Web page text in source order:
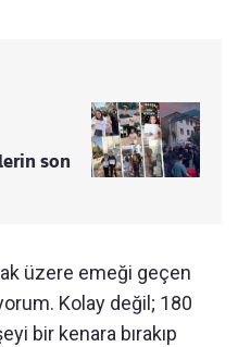
son
üzere emeği geçen
Kolay değil; 180
bir kenara bırakıp